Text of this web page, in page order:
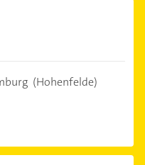
(Hohenfelde)